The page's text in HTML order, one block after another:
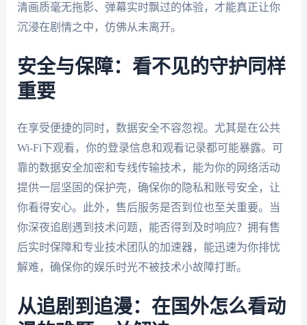
清画质毫无拖影、弹幕实时飘过的体验，才能真正让你
沉浸在剧情之中，仿佛从未离开。
安全与保障：看不见的守护同样
重要
在享受便捷的同时，数据安全不容忽视。尤其是在公共
Wi-Fi下观看，你的登录信息和观看记录都可能暴露。可
靠的数据安全加密和专线传输技术，能为你的网络活动
提供一层坚固的保护壳，确保你的隐私和账号安全，让
你看得安心。此外，售后服务是否到位也至关重要。当
你深夜追剧遇到技术问题，能否得到及时响应？拥有售
后实时保障和专业技术团队的加速器，能迅速为你排忧
解难，确保你的娱乐时光不被技术小故障打断。
从追剧到追漫：在国外怎么看动